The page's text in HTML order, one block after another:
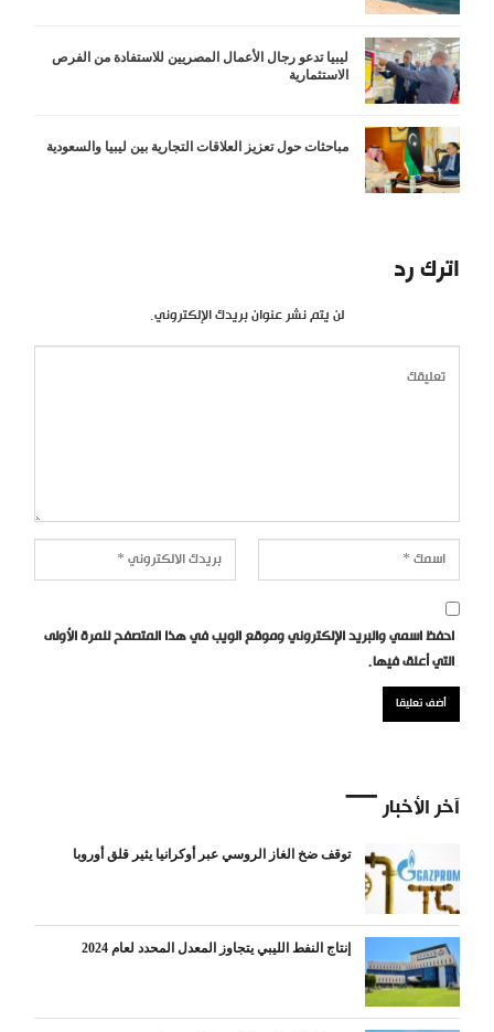
ليبيا تدعو رجال الأعمال المصريين للاستفادة من الفرص
الاستثمارية
مباحثات حول تعزيز العلاقات التجارية بين ليبيا والسعودية
اترك رد
لن يتم نشر عنوان بريدك الإلكتروني.
احفظ اسمي والبريد الإلكتروني وموقع الويب في هذا المتصفح للمرة الأولى
التي أعلق فيها.
آخر الأخبار
توقف ضخ الغاز الروسي عبر أوكرانيا يثير قلق أوروبا
إنتاج النفط الليبي يتجاوز المعدل المحدد لعام 2024